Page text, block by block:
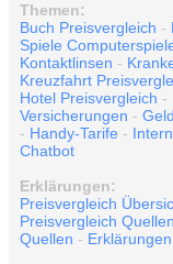
Themen:
Buch Preisvergleich -
Spiele
Kontaktlinsen -
Kreuzfahrt
Hotel Preisvergleich -
Versicherungen -
- Handy-Tarife -
Chatbot
Erklärungen:
Preisvergleich
Preisvergleich Quellen
Quellen -